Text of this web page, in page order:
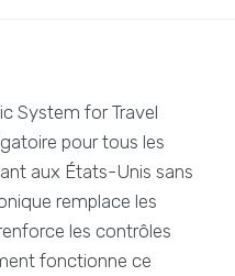
System for Travel
pour tous les
aux États-Unis sans
remplace les
les contrôles
fonctionne ce